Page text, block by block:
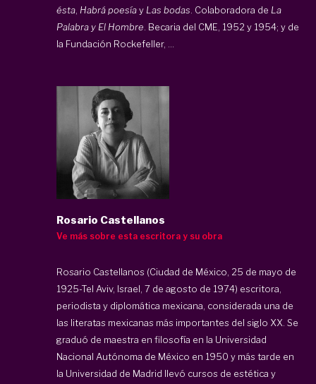
ésta, Habrá poesíay Las bodas. Colaboradora de La
Palabra y El Hombre. Becaria del CME, 1952 y 1954; y de
la Fundación Rockefeller, ...
Rosario Castellanos
Ve más sobre esta escritora y su obra
Rosario Castellanos (Ciudad de México, 25 de mayo de
1925-Tel Aviv, Israel, 7 de agosto de 1974) escritora,
periodista y diplomática mexicana, considerada una de
las literatas mexicanas más importantes del siglo XX. Se
graduó de maestra en filosofía en la Universidad
Nacional Autónoma de México en 1950 y más tarde en
la Universidad de Madrid llevó cursos de estética y